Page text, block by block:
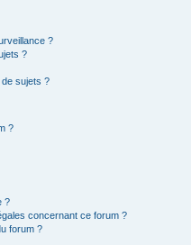
?
?
sujets ?
?
?
concernant ce forum ?
forum ?